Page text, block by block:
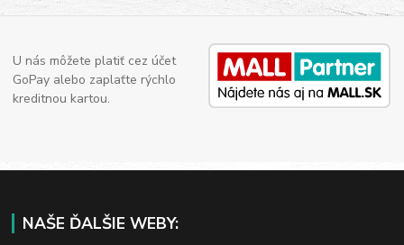
U nás môžete platiť cez účet
GoPay alebo zaplaťte rýchlo
kreditnou kartou.
NAŠE ĎALŠIE WEBY: